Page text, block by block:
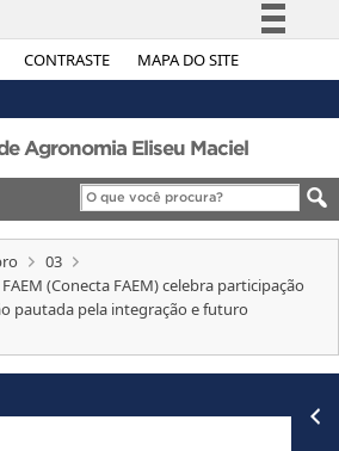
CONTRASTE MAPA DO SITE
Simplifique!
Legislação
Canais
Agronomia Eliseu Maciel
03
(Conecta FAEM) celebra participação
pautada pela integração e futuro